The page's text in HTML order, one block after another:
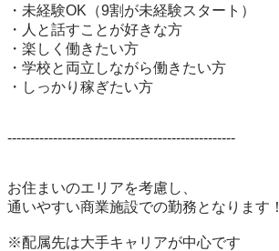
・未経験OK（9割が未経験スタート）
・人と話すことが好きな方
・楽しく働きたい方
・学校と両立しながら働きたい方
・しっかり稼ぎたい方
--------------------------------------------------
お住まいのエリアを考慮し、
通いやすい商業施設での勤務となります！
※配属先は大手キャリアが中心です